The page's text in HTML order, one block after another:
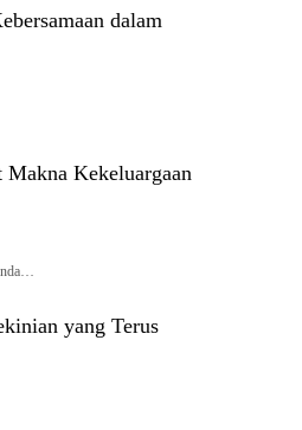
dalam
Makna Kekeluargaan
yang Terus